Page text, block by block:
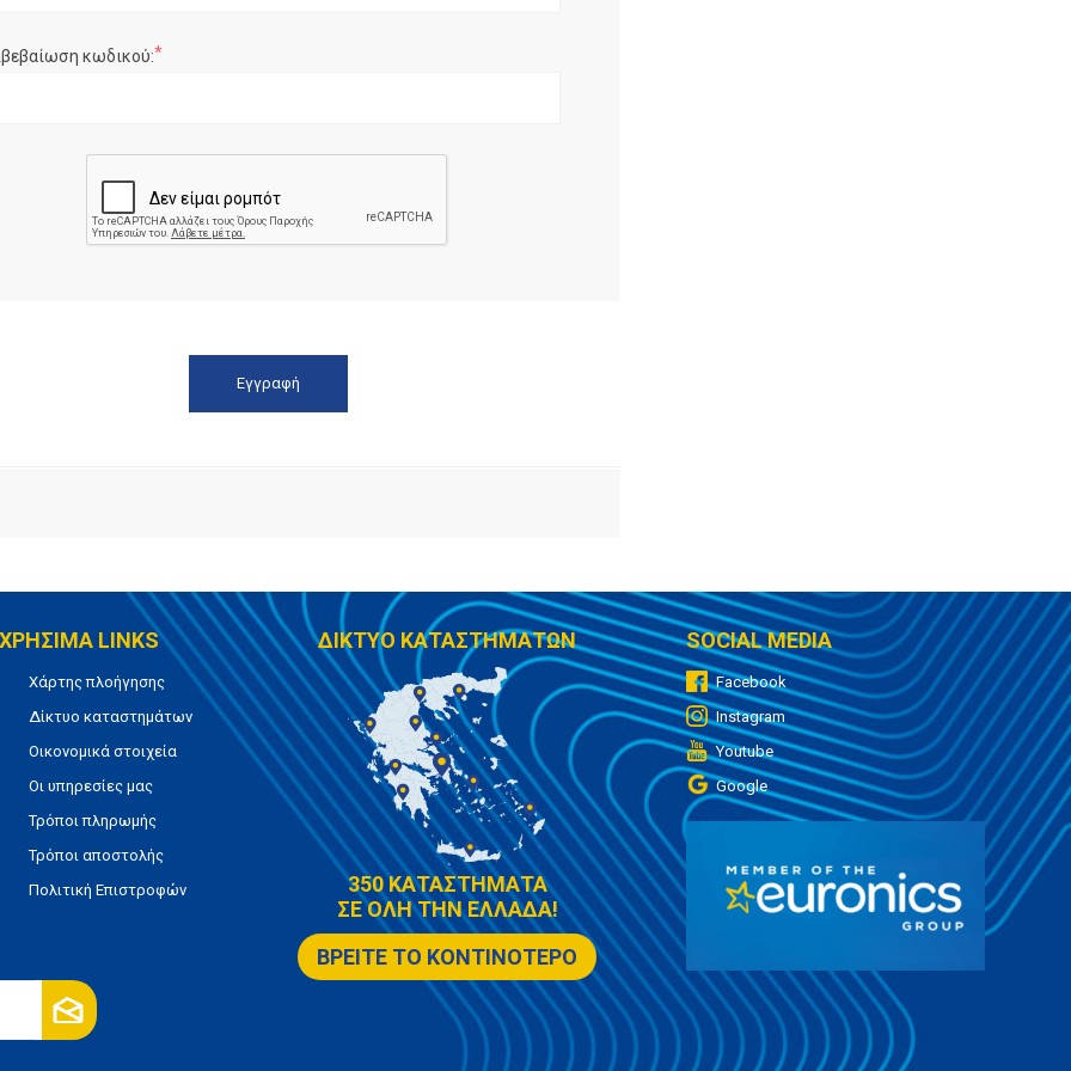
κωδικού:*
ΧΡΗΣΙΜΑ LINKS
Χάρτης πλοήγησης
Δίκτυο καταστημάτων
Οικονομικά στοιχεία
Οι υπηρεσίες μας
Τρόποι πληρωμής
Τρόποι αποστολής
Πολιτική Επιστροφών
ΔΙΚΤΥΟ ΚΑΤΑΣΤΗΜΑΤΩΝ
350 ΚΑΤΑΣΤΗΜΑΤΑ
ΣΕ ΟΛΗ ΤΗΝ ΕΛΛΑΔΑ!
ΒΡΕΙΤΕ ΤΟ ΚΟΝΤΙΝΟΤΕΡΟ
SOCIAL MEDIA
Facebook
Instagram
Youtube
Google